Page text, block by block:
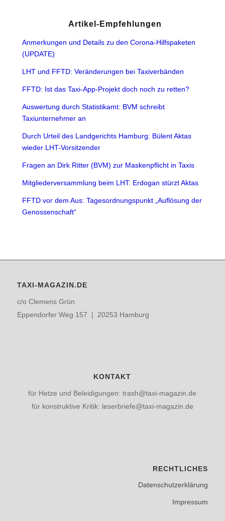
Artikel-Empfehlungen
Anmerkungen und Details zu den Corona-Hilfspaketen
(UPDATE)
LHT und FFTD: Veränderungen bei Taxiverbänden
FFTD: Ist das Taxi-App-Projekt doch noch zu retten?
Auswertung durch Statistikamt: BVM schreibt
Taxiunternehmer an
Durch Urteil des Landgerichts Hamburg: Bülent Aktas
wieder LHT-Vorsitzender
Fragen an Dirk Ritter (BVM) zur Maskenpflicht in Taxis
Mitgliederversammlung beim LHT: Erdogan stürzt Aktas
FFTD vor dem Aus: Tagesordnungspunkt „Auflösung der
Genossenschaft“
TAXI-MAGAZIN.DE
c/o Clemens Grün
Eppendorfer Weg 157 | 20253 Hamburg
KONTAKT
für Hetze und Beleidigungen: trash@taxi-magazin.de
für konstruktive Kritik: leserbriefe@taxi-magazin.de
RECHTLICHES
Datenschutzerklärung
Impressum